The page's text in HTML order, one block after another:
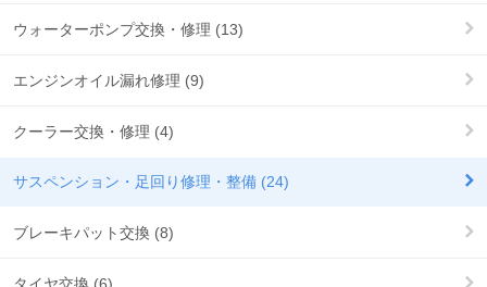
ウォーターポンプ交換・修理 (13)
エンジンオイル漏れ修理 (9)
クーラー交換・修理 (4)
サスペンション・足回り修理・整備 (24)
ブレーキパット交換 (8)
タイヤ交換 (6)